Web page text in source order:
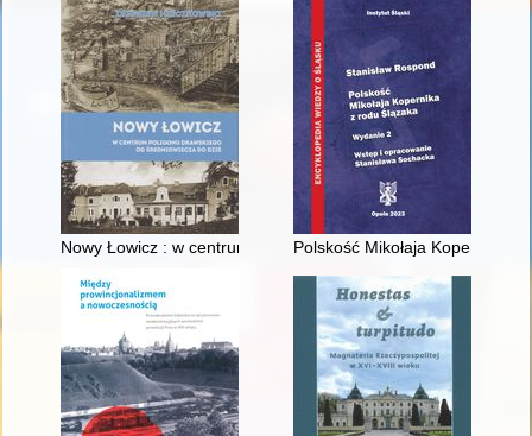
Nowy Łowicz : w centrum poligonu drawskiego od
Polskość Mikołaja Kopernika z